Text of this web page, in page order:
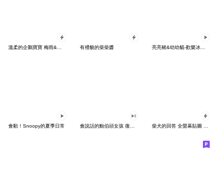
溫柔的企鵝寶寶 梅雨&夏季 有禮貌的柴柴醬 亮亮豬&幼幼貓-歡樂冰淇淋
會動！Snoopy的夏季日常